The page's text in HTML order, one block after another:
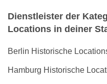
Dienstleister der
Locations in deiner
Berlin Historische
Hamburg Historische